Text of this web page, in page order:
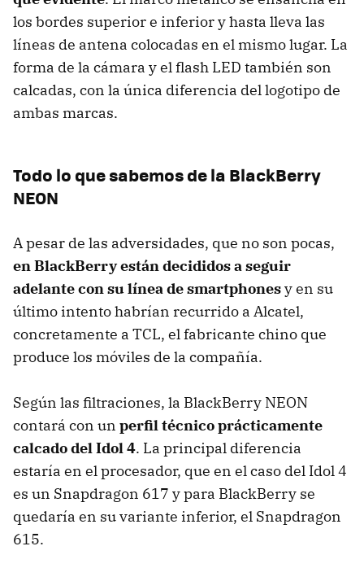
los bordes superior e inferior y hasta lleva las
líneas de antena colocadas en el mismo lugar. La
forma de la cámara y el flash LED también son
calcadas, con la única diferencia del logotipo de
ambas marcas.
Todo lo que sabemos de la BlackBerry
NEON
A pesar de las adversidades, que no son pocas,
en BlackBerry están decididos a seguir
adelante con su línea de smartphonesy en su
último intento habrían recurrido a Alcatel,
concretamente a TCL, el fabricante chino que
produce los móviles de la compañía.
Según las filtraciones, la BlackBerry NEON
contará con un perfil técnico prácticamente
calcado del Idol 4. La principal diferencia
estaría en el procesador, que en el caso del Idol 4
es un Snapdragon 617 y para BlackBerry se
quedaría en su variante inferior, el Snapdragon
615.